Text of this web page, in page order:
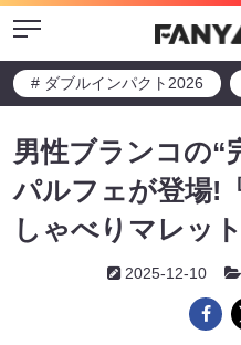
Menu
# ダブルインパクト2026
男性ブランコの“
パルフェが登場!
しゃべりマレッ
2025-12-10